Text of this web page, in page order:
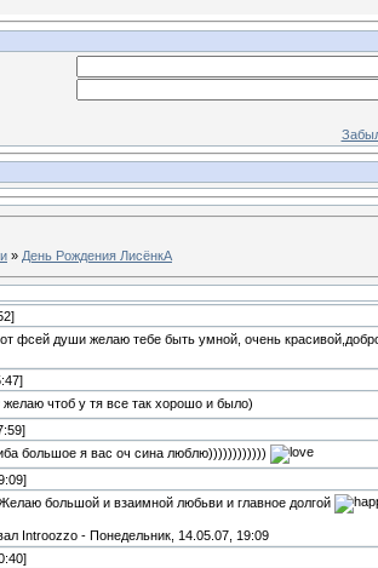
» День Рождения ЛисёнкА
от фсей души желаю тебе быть умной, очень
желаю чтоб у тя все так хорошо и было)
большое я вас оч сина люблю))))))))))))
большой и взаимной любьви и главное долгой
Introozzo - Понедельник, 14.05.07, 19:09